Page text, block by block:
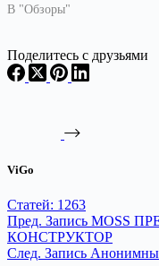
В "Обзоры"
Поделитесь с друзьями
ViGo
Статей: 1263
Пред. Запись MOSS
КОНСТРУКТОР
След. Запись